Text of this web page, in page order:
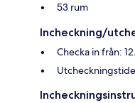
53 rum
Incheckning/
Checka in från: